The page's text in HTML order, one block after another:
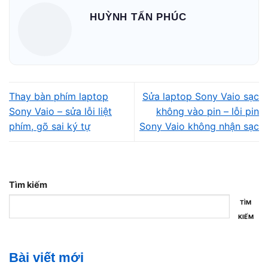
lượng pin giảm dần theo chu kỳ sạc.
HUỲNH TẤN PHÚC
Thay bàn phím laptop
Sony Vaio – sửa lỗi liệt
phím, gõ sai ký tự
Sửa laptop Sony Vaio sạc
không vào pin – lỗi pin
Sony Vaio không nhận sạc
Tìm kiếm
TÌM
KIẾM
Bài viết mới